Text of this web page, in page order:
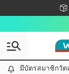
ชอ
มีบัตรสมาชิกวัต